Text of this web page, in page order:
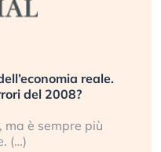
reale.
del 2008?
ma è sempre più
(…)